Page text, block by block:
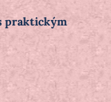
praktickým